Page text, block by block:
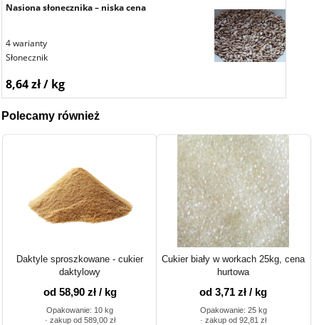
Nasiona słonecznika – niska cena
4 warianty
Słonecznik
8,64 zł / kg
Polecamy również
Daktyle sproszkowane - cukier
daktylowy
od 58,90 zł / kg
Opakowanie: 10 kg
· zakup od 589,00 zł
Cukier biały w workach 25kg, cena
hurtowa
od 3,71 zł / kg
Opakowanie: 25 kg
· zakup od 92,81 zł